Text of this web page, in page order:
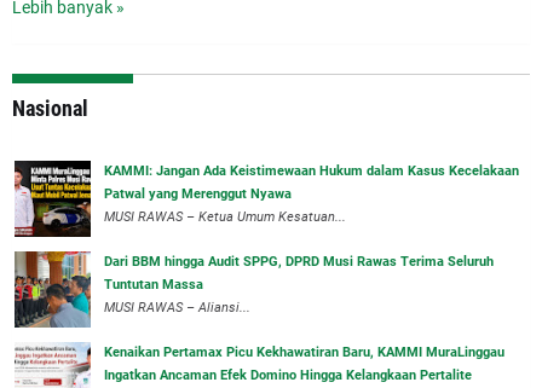
Lebih banyak »
Nasional
‎KAMMI: Jangan Ada Keistimewaan Hukum dalam Kasus Kecelakaan
Patwal yang Merenggut Nyawa
‎MUSI RAWAS – Ketua Umum Kesatuan...
Dari BBM hingga Audit SPPG, DPRD Musi Rawas Terima Seluruh
Tuntutan Massa
MUSI RAWAS – Aliansi...
‎Kenaikan Pertamax Picu Kekhawatiran Baru, KAMMI MuraLinggau
Ingatkan Ancaman Efek Domino Hingga Kelangkaan Pertalite